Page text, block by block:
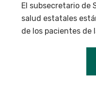
El subsecretario de
salud estatales
de los pacientes de